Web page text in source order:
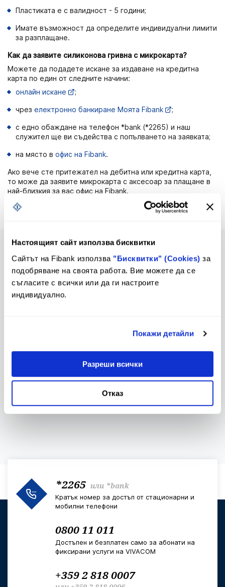
Настоящият сайт използва бисквитки
Сайтът на Fibank използва "Бисквитки" (Cookies) за
подобряване на своята работа. Вие можете да се
съгласите с всички или да ги настроите
индивидуално.
Покажи детайли
Разреши всички
Отказ
Пластиката е с валидност - 5 години;
Имате възможност да определите индивидуални лимити
за разплащане.
Как да заявите силиконова гривна с микрокарта?
Можете да подадете искане за издаване на кредитна
карта по един от следните начини:
онлайн искане
;
чрез електронно банкиране Моята Fibank ;
с едно обаждане на телефон *bank (*2265) и наш
служител ще ви съдейства с попълването на заявката;
на място в офис на Fibank.
Ако вече сте притежател на дебитна или кредитна карта,
то може да заявите микрокарта с аксесоар за плащане в
най-близкия за вас офис на Fibank.
Таксата за издаване е съгласно тарифата на Банката.
Предстоящи промени в
Тарифа и Общи условия
Тарифа
*2265 или *bank
Кратък номер за достъп от стационарни и
мобилни телефони
0800 11 011
Достъпен и безплатен само за абонати на
фиксирани услуги на VIVACOM
+359 2 818 0007